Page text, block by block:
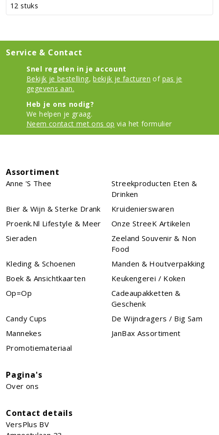
12 stuks
Service & Contact
Snel regelen in je account
Bekijk je bestelling, bekijk je facturen of pas je
gegevens aan.
Heb je ons nodig?
We helpen je graag.
Neem contact met ons op via het formulier
Assortiment
Anne 's Thee
Streekproducten Eten &
Drinken
Bier & Wijn & Sterke Drank
Kruidenierswaren
Proenk.nl Lifestyle & Meer
Onze StreeK Artikelen
Sieraden
Zeeland Souvenir & Non
Food
Kleding & Schoenen
Manden & Houtverpakking
Boek & Ansichtkaarten
Keukengerei / Koken
Op=Op
Cadeaupakketten &
Geschenk
Candy Cups
De Wijndragers / Big Sam
Mannekes
JanBax Assortiment
Promotiemateriaal
Pagina's
Over ons
Contact details
VersPlus BV